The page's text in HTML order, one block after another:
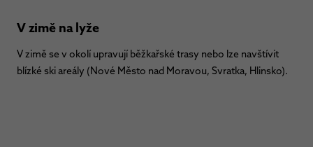
V zimě na lyže
V zimě se v okolí upravují běžkařské trasy nebo lze navštívit
blízké ski areály (Nové Město nad Moravou, Svratka, Hlinsko).